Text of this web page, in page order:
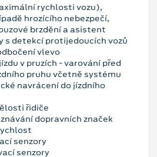
rychlosti vozu),
hrozícího nebezpečí,
brzdění a asistent
s detekcí protijedoucích vozů
vlevo
v pruzích - varování před
pruhu včetně systému
navrácení do jízdního
řidiče
dopravních značek
senzory
senzory